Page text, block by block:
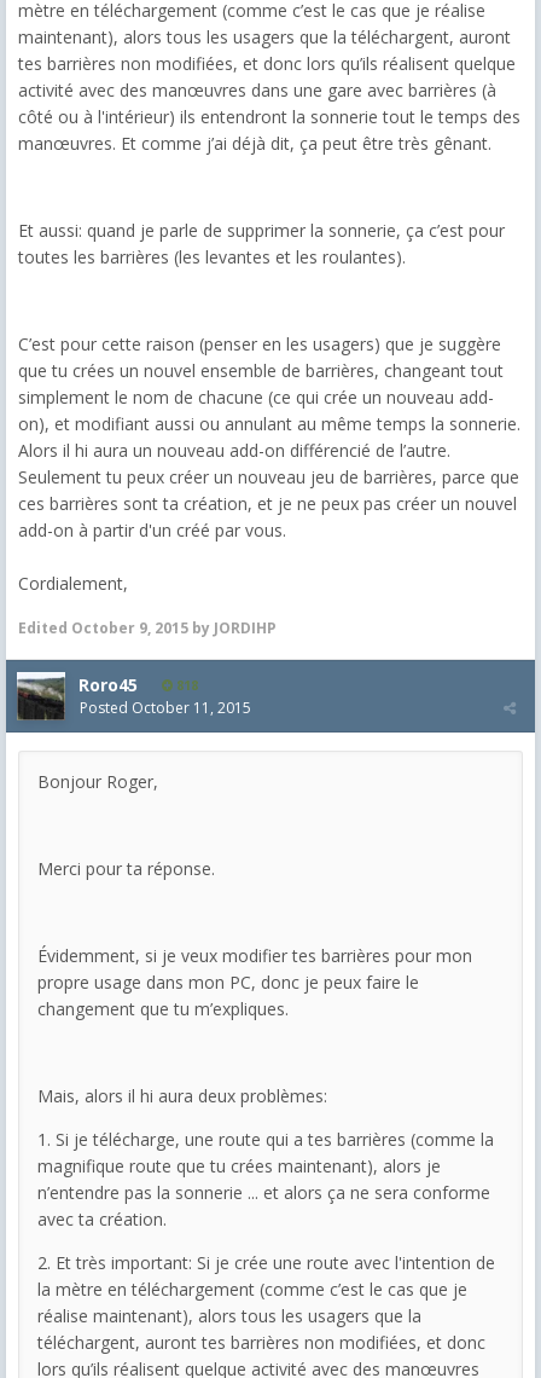
mètre en téléchargement (comme c’est le cas que je réalise
maintenant), alors tous les usagers que la téléchargent, auront
tes barrières non modifiées, et donc lors qu’ils réalisent quelque
activité avec des manœuvres dans une gare avec barrières (à
côté ou à l'intérieur) ils entendront la sonnerie tout le temps des
manœuvres. Et comme j’ai déjà dit, ça peut être très gênant.
Et aussi: quand je parle de supprimer la sonnerie, ça c’est pour
toutes les barrières (les levantes et les roulantes).
C’est pour cette raison (penser en les usagers) que je suggère
que tu crées un nouvel ensemble de barrières, changeant tout
simplement le nom de chacune (ce qui crée un nouveau add-
on), et modifiant aussi ou annulant au même temps la sonnerie.
Alors il hi aura un nouveau add-on différencié de l’autre.
Seulement tu peux créer un nouveau jeu de barrières, parce que
ces barrières sont ta création, et je ne peux pas créer un nouvel
add-on à partir d'un créé par vous.
Cordialement,
Edited October 9, 2015 by JORDIHP
Roro45 818
Posted October 11, 2015
Bonjour Roger,
Merci pour ta réponse.
Évidemment, si je veux modifier tes barrières pour mon
propre usage dans mon PC, donc je peux faire le
changement que tu m’expliques.
Mais, alors il hi aura deux problèmes:
1. Si je télécharge, une route qui a tes barrières (comme la
magnifique route que tu crées maintenant), alors je
n’entendre pas la sonnerie ... et alors ça ne sera conforme
avec ta création.
2. Et très important: Si je crée une route avec l'intention de
la mètre en téléchargement (comme c’est le cas que je
réalise maintenant), alors tous les usagers que la
téléchargent, auront tes barrières non modifiées, et donc
lors qu’ils réalisent quelque activité avec des manœuvres